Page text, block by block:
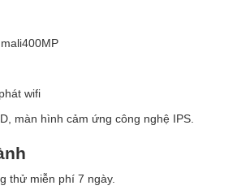
wifi
màn hình cảm ứng công nghệ IPS.
thử miễn phí 7 ngày.